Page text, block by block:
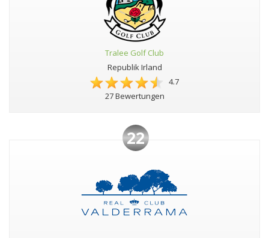
Tralee Golf Club
Republik Irland
4.7
27 Bewertungen
22